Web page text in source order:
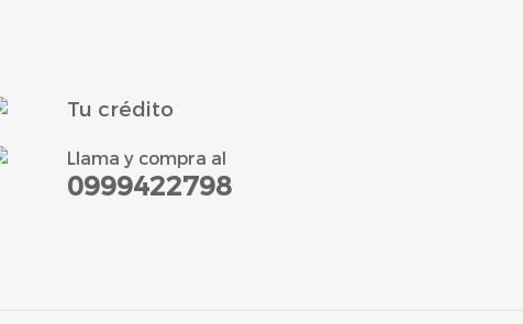
Tu crédito
Llama y compra al
0999422798